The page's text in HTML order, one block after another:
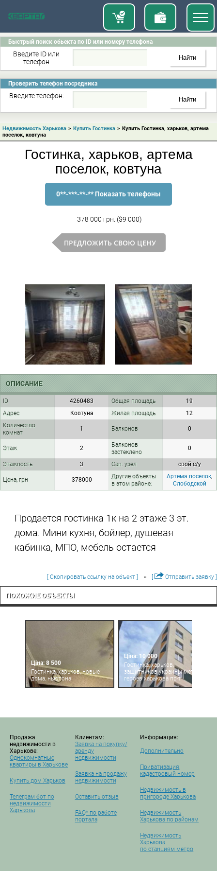
Быстрый поиск обьекта по ID или номеру телефона
Введите ID или
телефон
Проверить телефон посредника
Введите телефон:
Недвижимость Харькова > Купить Гостинка > Купить Гостинка, харьков, артема
поселок, ковтуна
Гостинка, харьков, артема
поселок, ковтуна
0**-***-**-** Показать телефоны
378 000 грн. ($9 000)
ПРЕДЛОЖИТЬ СВОЮ ЦЕНУ
ОПИСАНИЕ
ID 4260483 Общая площадь
19
Адрес
Ковтуна Жилая площадь
12
Количество
комнат
1 Балконов 0
Этаж 2
Балконов
застеклено
0
Этажность 3 Сан. узел свой с/у
Цена, грн 378000
Другие объекты
в этом районе:
Артема поселок,
Слободской
Продается гостинка 1к на 2 этаже 3 эт.
дома. Мини кухня, бойлер, душевая
кабинка, МПО, мебель остается
[ Скопировать ссылку на объект ] Отправить заявку ]
ПОХОЖИЕ ОБЪЕКТЫ
Ціна: 8 500
Гостинка, харьков, новые
дома, ньютона
Ціна: 10 000
Гостинка, харьков,
защитников украины метро,
героев харькова пр-т
Продажа
недвижимости в
Харькове:
Однокомнатные
квартиры в Харькове
Купить дом Харьков
Телеграм бот по
недвижимости
Харькова
Клиентам:
Заявка на покупку/
аренду
недвижимости
Заявка на продажу
недвижимости
Оставить отзыв
FAQ* по работе
портала
Информация:
Дополнительно
Приватизация,
кадастровый номер
Недвижимость в
пригороде Харькова
Недвижимость
Харькова по районам
Недвижимость
Харькова
по станциям метро